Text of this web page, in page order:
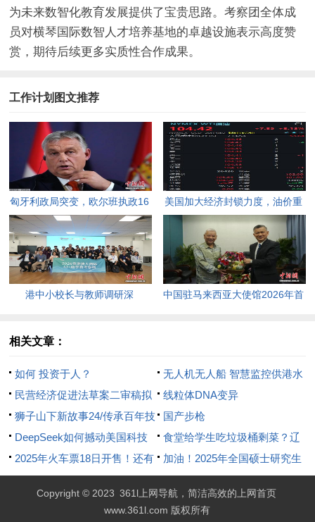
为未来数智化教育发展提供了宝贵思路。考察团全体成
员对横琴国际数智人才培养基地的卓越设施表示高度赞
赏，期待后续更多实质性合作成果。
工作计划图文推荐
匈牙利政局突变，欧尔班执政16
年终结。
美国加大经济封锁力度，油价重
返100美元高点，黄金价格急
跌，日韩主要股指开盘走低。
港中小校长与教师调研深
课堂新路径。
中国驻马来西亚大使馆2026年首
力，帮助他们在异国他乡更好地
学习和生活。
相关文章：
如何 投资于人？
无人机无人船 智慧监控供港水
民营经济促进法草案二审稿拟
增规定
线粒体DNA变异
狮子山下新故事24/传承百年技
艺 凉茶品牌转型
国产步枪
DeepSeek如何撼动美国科技
界？
食堂给学生吃垃圾桶剩菜？辽
宁本溪市政府被联合约谈
2025年火车票18日开售！还有
一个好消息→
加油！2025年全国硕士研究生
招生考试今日开考
Copyright © 2023 361l上网导航，简洁高效的上网首页
www.361l.com 版权所有